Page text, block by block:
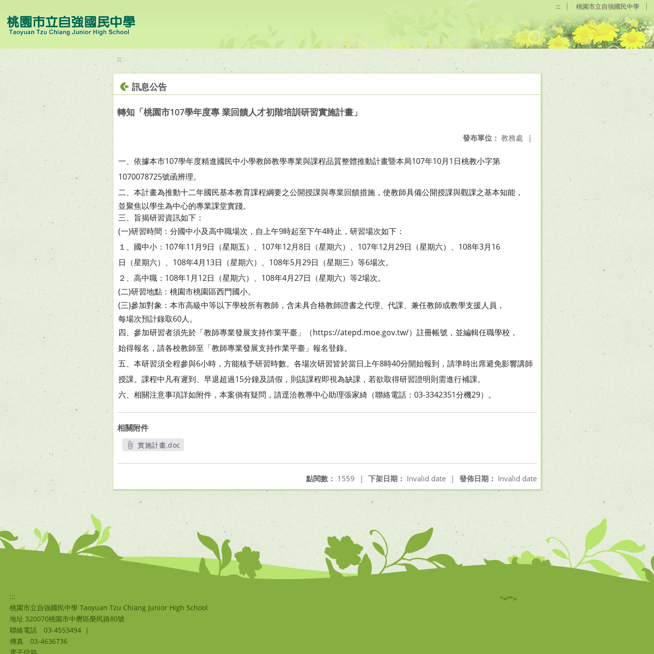
::: 桃園市立自強國民中學
:::
訊息公告
轉知「桃園市107學年度專 業回饋人才初階培訓研習實施計畫」
發布單位： 教務處 |
一、依據本市107學年度精進國民中小學教師教學專業與課程品質整體推動計畫暨本局107年10月1日桃教小字第
1070078725號函辨理。
二、本計畫為推動十二年國民基本教育課程綱要之公開授課與專業回饋措施，使教師具備公開授課與觀課之基本知能，
並聚焦以學生為中心的專業課堂實踐。
三、旨揭研習資訊如下：
(一)研習時間：分國中小及高中職場次，自上午9時起至下午4時止，研習場次如下：
１、國中小：107年11月9日（星期五）、107年12月8日（星期六）、107年12月29日（星期六）、108年3月16
日（星期六）、108年4月13日（星期六）、108年5月29日（星期三）等6場次。
２、高中職：108年1月12日（星期六）、108年4月27日（星期六）等2場次。
(二)研習地點：桃園市桃園區西門國小。
(三)參加對象：本市高級中等以下學校所有教師，含未具合格教師證書之代理、代課、兼任教師或教學支援人員，
每場次預計錄取60人。
四、參加研習者須先於「教師專業發展支持作業平臺」（https://atepd.moe.gov.tw/）註冊帳號，並編輯任職學校，
始得報名，請各校教師至「教師專業發展支持作業平臺」 報名登錄。
五、本研習須全程參與6小時，方能核予研習時數。各場次研習皆於當日上午8時40分開始報到，請準時出席避免影響講師
授課。課程中凡有遲到、早退超過15分鐘及請假，則該課程即視為缺課，若欲取得研習證明則需進行補課。
六、相關注意事項詳如附件，本案倘有疑問，請逕洽教專中心助理張家綺（聯絡電話：03-3342351分機29）。
相關附件
實施計畫.doc
發佈日期： Invalid date
下架日期： Invalid date |
點閱數： 1559 |
:::
桃園市立自強國民中學 Taoyuan Tzu Chiang Junior High School
地址 320070桃園市中壢區榮民路80號
聯絡電話
03-4553494 |
傳真
03-4636736
"="">